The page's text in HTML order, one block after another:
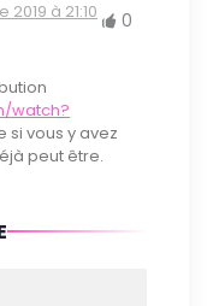
à 21:10
0
watch?
si vous y avez
peut être.